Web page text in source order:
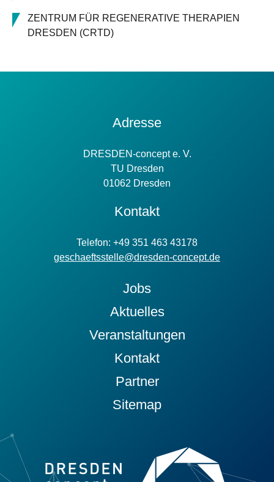
ZENTRUM FÜR REGENERATIVE THERAPIEN
DRESDEN (CRTD)
Adresse
DRESDEN-concept e. V.
TU Dresden
01062 Dresden
Kontakt
Telefon: +49 351 463 43178
geschaeftsstelle@dresden-concept.de
Jobs
Aktuelles
Veranstaltungen
Kontakt
Partner
Sitemap